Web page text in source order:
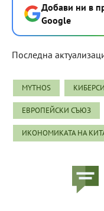
Добави ни в
Google
Последна
MYTHOS
ЕВРОПЕЙСКИ СЪЮЗ
ИКОНОМИКАТА НА